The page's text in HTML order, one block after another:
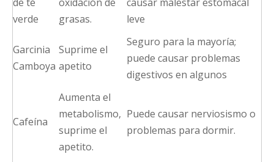
verde
grasas.
leve
Garcinia
Camboya
Suprime el
apetito
Seguro para la mayoría;
puede causar problemas
digestivos en algunos
Cafeína
Aumenta el
metabolismo,
suprime el
apetito.
Puede causar nerviosismo o
problemas para dormir.